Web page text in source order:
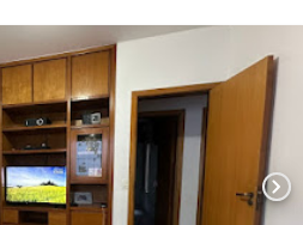
chevron_right